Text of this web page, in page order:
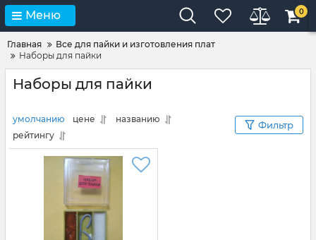
Меню 0
Главная
Все для пайки и изготовления плат
Наборы для пайки
Наборы для пайки
умолчанию цене
названию
рейтингу
Фильтр